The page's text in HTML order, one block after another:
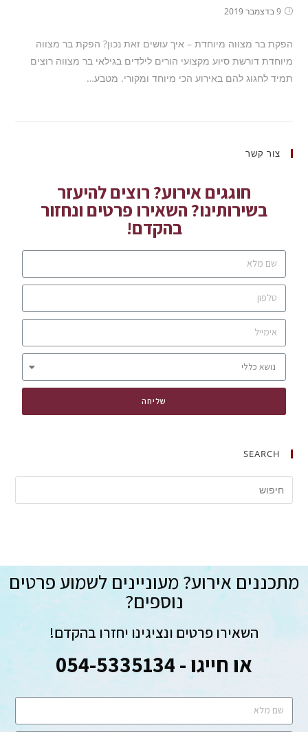
9 בדצמבר 2019
הפקת בר מצווה מיוחדת – איך עושים זאת נכון? הפקת בר מצווה
מיוחדת דורשת סיוע מקצועי הורים לילדים בגילאי בר מצווה רוצים
תמיד לחגוג להם באירוע הכי מיוחד ומקורי. מטבע…
צור קשר
חוגגים אירוע? רוצים להיעזר
בשירותינו? השאירו פרטים ונחזור
בהקדם!
שליחה
SEARCH
מתכננים אירוע? מעוניינים לשמוע פרטים
נוספים?
השאירו פרטים ונציגינו יחזרו בהקדם!
או חייגו - 054-5335134